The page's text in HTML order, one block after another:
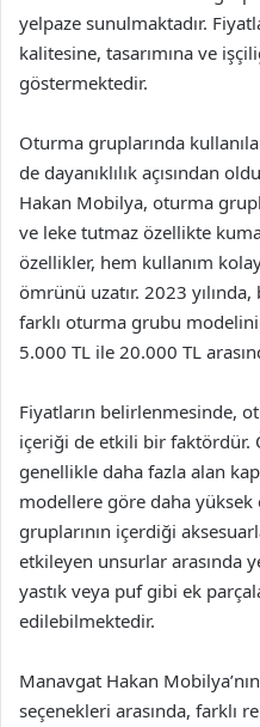
yelpaze sunulmaktadır.
kalitesine, tasarımına ve
göstermektedir.
Oturma gruplarında
de dayanıklılık açısından
Hakan Mobilya, oturma
ve leke tutmaz özellikte
özellikler, hem kullanım
ömrünü uzatır. 2023
farklı oturma grubu
5.000 TL ile 20.000 TL
Fiyatların belirlenmesinde,
içeriği de etkili bir faktördür.
genellikle daha fazla alan
modellere göre daha yüksek
gruplarının içerdiği
etkileyen unsurlar arasında
yastık veya puf gibi ek
edilebilmektedir.
Manavgat Hakan
seçenekleri arasında, farklı